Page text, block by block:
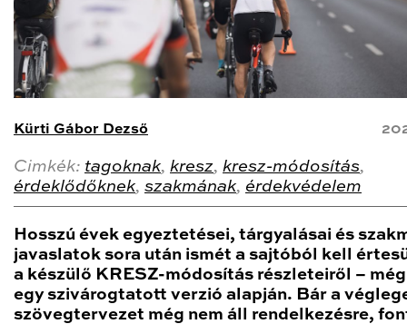
Kürti Gábor Dezső
Cimkék: tagoknak, kresz, kresz-módosítás,
érdeklődőknek, szakmának, érdekvédelem
Hosszú évek egyeztetései, tárgyalásai és
javaslatok sora után ismét a sajtóból kell
a készülő KRESZ-módosítás részleteiről –
egy szivárogtatott verzió alapján. Bár a
szövegtervezet még nem áll rendelkezésre,